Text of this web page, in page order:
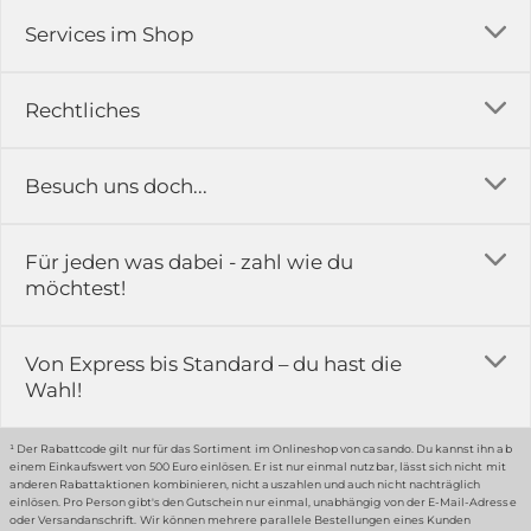
Rechtliches
Impressum
Rückgabe & Reklamation
Widerrufsrecht
Datenschutz-Einstellung
Erklärung zur Barrierefreiheit
Services im Shop
Versandkosten
Erfahrungsberichte & Bewertungen
Kontakt
Karriere
Gewerbekunden
Grounding Page
Besuch uns doch...
in der Ausstellung...
51789 Lindlar
Hinweis:
… oder in unserem Fachmarkt
Für jeden was dabei - zahl wie du
möchtest!
Von Express bis Standard – du hast die
Wahl!
¹ Der Rabattcode gilt nur für das Sortiment im Onlineshop von casando. Du kannst ihn ab
einem Einkaufswert von 500 Euro einlösen. Er ist nur einmal nutzbar, lässt sich nicht mit
anderen Rabattaktionen kombinieren, nicht auszahlen und auch nicht nachträglich
einlösen. Pro Person gibt's den Gutschein nur einmal, unabhängig von der E-Mail-Adresse
oder Versandanschrift. Wir können mehrere parallele Bestellungen eines Kunden